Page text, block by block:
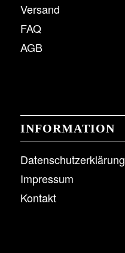
Versand
FAQ
AGB
INFORMATION
Datenschutzerklärung
Impressum
Kontakt